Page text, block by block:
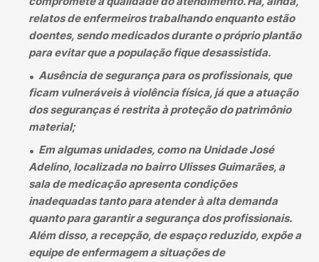
relatos de enfermeiros trabalhando enquanto estão
doentes, sendo medicados durante o próprio plantão
para evitar que a população fique desassistida.
Ausência de segurança para os profissionais, que
ficam vulneráveis à violência física, já que a atuação
dos seguranças é restrita à proteção do patrimônio
material;
Em algumas unidades, como na Unidade José
Adelino, localizada no bairro Ulisses Guimarães, a
sala de medicação apresenta condições
inadequadas tanto para atender à alta demanda
quanto para garantir a segurança dos profissionais.
Além disso, a recepção, de espaço reduzido, expõe a
equipe de enfermagem a situações de